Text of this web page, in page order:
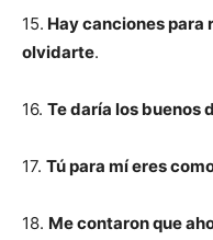
15. Hay canciones para
olvidarte.
16. Te daría los buenos
17. Tú para mí eres
18. Me contaron que